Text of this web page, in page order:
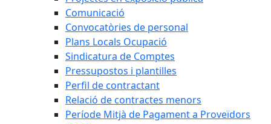
Comunicació
Convocatòries de personal
Plans Locals Ocupació
Sindicatura de Comptes
Pressupostos i plantilles
Perfil de contractant
Relació de contractes menors
Període Mitjà de Pagament a Proveïdors